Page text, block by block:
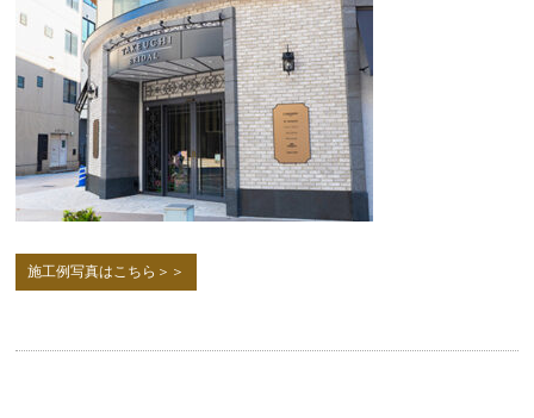
施工例写真はこちら＞＞